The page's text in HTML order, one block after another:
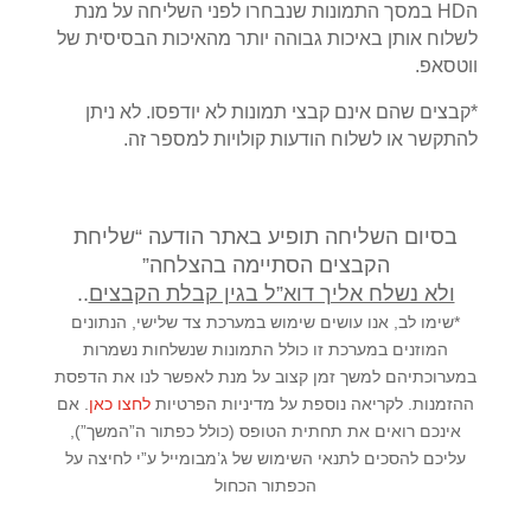
הHD במסך התמונות שנבחרו לפני השליחה על מנת
לשלוח אותן באיכות גבוהה יותר מהאיכות הבסיסית של
ווטסאפ.
*קבצים שהם אינם קבצי תמונות לא יודפסו. לא ניתן
להתקשר או לשלוח הודעות קולויות למספר זה.
בסיום השליחה תופיע באתר הודעה “שליחת
הקבצים הסתיימה בהצלחה”
ולא נשלח אליך דוא”ל בגין קבלת הקבצים..
*שימו לב, אנו עושים שימוש במערכת צד שלישי, הנתונים
המוזנים במערכת זו כולל התמונות שנשלחות נשמרות
במערוכתיהם למשך זמן קצוב על מנת לאפשר לנו את הדפסת
ההזמנות. לקריאה נוספת על מדיניות הפרטיות לחצו כאן. אם
אינכם רואים את תחתית הטופס (כולל כפתור ה”המשך”),
עליכם להסכים לתנאי השימוש של ג’מבומייל ע”י לחיצה על
הכפתור הכחול